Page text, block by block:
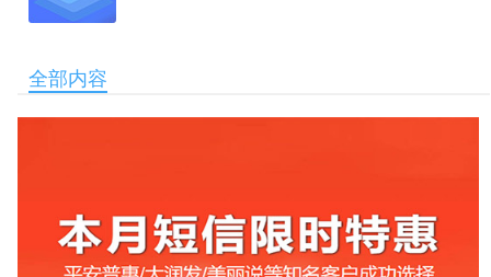
全部内容